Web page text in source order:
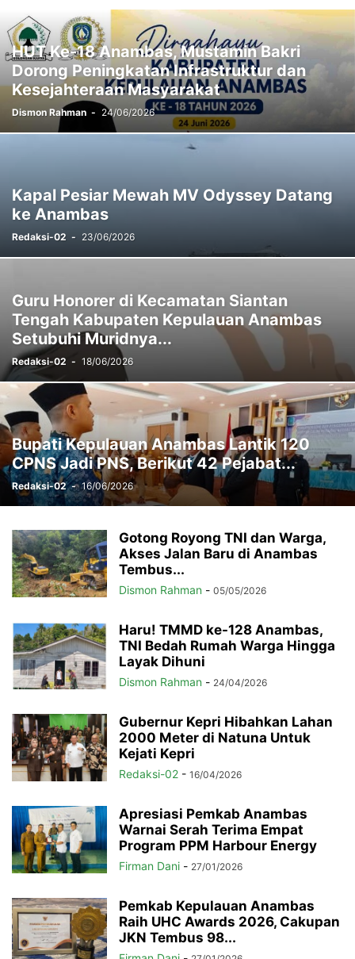
HUT Ke-18 Anambas, Mustamin Bakri
Dorong Peningkatan Infrastruktur dan
Kesejahteraan Masyarakat
Dismon Rahman - 24/06/2026
Kapal Pesiar Mewah MV Odyssey Datang
ke Anambas
Redaksi-02 - 23/06/2026
Guru Honorer di Kecamatan Siantan
Tengah Kabupaten Kepulauan Anambas
Setubuhi Muridnya...
Redaksi-02 - 18/06/2026
Bupati Kepulauan Anambas Lantik 120
CPNS Jadi PNS, Berikut 42 Pejabat...
Redaksi-02 - 16/06/2026
Gotong Royong TNI dan Warga,
Akses Jalan Baru di Anambas
Tembus...
Dismon Rahman - 05/05/2026
Haru! TMMD ke-128 Anambas,
TNI Bedah Rumah Warga Hingga
Layak Dihuni
Dismon Rahman - 24/04/2026
Gubernur Kepri Hibahkan Lahan
2000 Meter di Natuna Untuk
Kejati Kepri
Redaksi-02 - 16/04/2026
Apresiasi Pemkab Anambas
Warnai Serah Terima Empat
Program PPM Harbour Energy
Firman Dani - 27/01/2026
Pemkab Kepulauan Anambas
Raih UHC Awards 2026, Cakupan
JKN Tembus 98...